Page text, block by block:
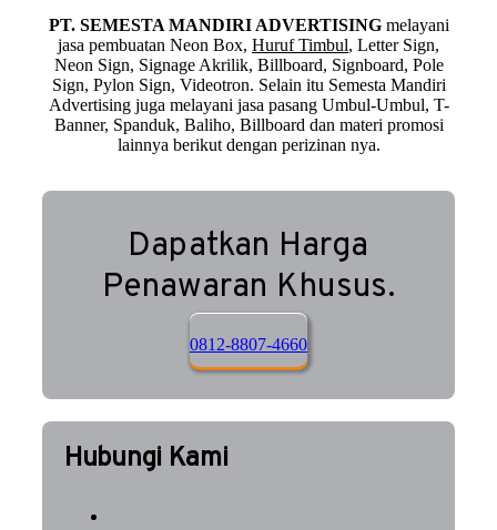
PT. SEMESTA MANDIRI ADVERTISINGmelayani
jasa pembuatan Neon Box, Huruf Timbul, Letter Sign,
Neon Sign, Signage Akrilik, Billboard, Signboard, Pole
Sign, Pylon Sign, Videotron. Selain itu Semesta Mandiri
Advertising juga melayani jasa pasang Umbul-Umbul, T-
Banner, Spanduk, Baliho, Billboard dan materi promosi
lainnya berikut dengan perizinan nya.
Dapatkan Harga
Penawaran Khusus.
0812-8807-4660
Hubungi Kami